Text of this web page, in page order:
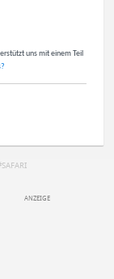
uns mit einem Teil
SAFARI